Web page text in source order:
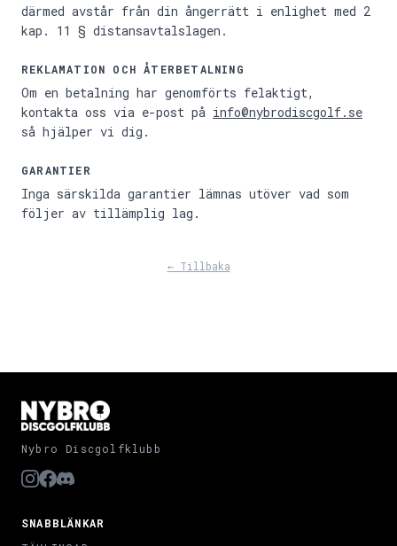
därmed avstår från din ångerrätt i enlighet med 2
kap. 11 § distansavtalslagen.
REKLAMATION OCH ÅTERBETALNING
Om en betalning har genomförts felaktigt,
kontakta oss via e-post på info@nybrodiscgolf.se
så hjälper vi dig.
GARANTIER
Inga särskilda garantier lämnas utöver vad som
följer av tillämplig lag.
← Tillbaka
Nybro Discgolfklubb
SNABBLÄNKAR